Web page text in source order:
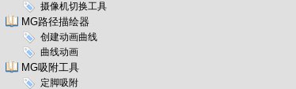
摄像机切换工具
MG路径描绘器
创建动画曲线
曲线动画
MG吸附工具
定脚吸附